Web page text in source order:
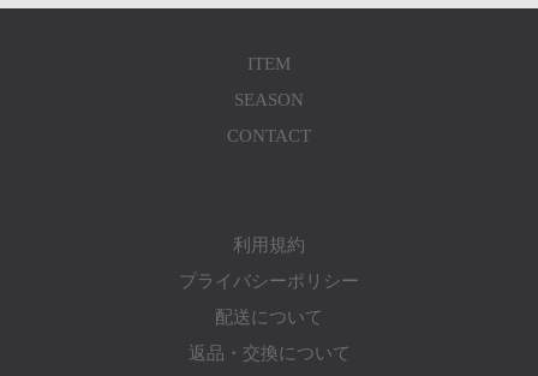
ITEM
SEASON
CONTACT
利用規約
プライバシーポリシー
配送について
返品・交換について